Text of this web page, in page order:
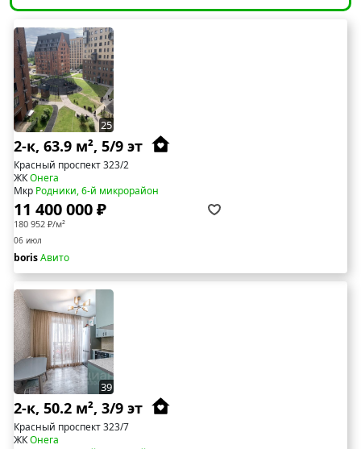
25
2-к, 63.9 м², 5/9 эт
Красный проспект 323/2
ЖКОнега
Мкр Родники, 6-й микрорайон
11 400 000 ₽
180 952 ₽/м²
06 июл
borisАвито
39
2-к, 50.2 м², 3/9 эт
Красный проспект 323/7
ЖКОнега